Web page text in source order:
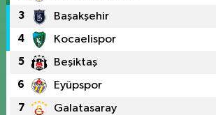
3 Başakşehir
4 Kocaelispor
5 Beşiktaş
6 Eyüpspor
7 Galatasaray